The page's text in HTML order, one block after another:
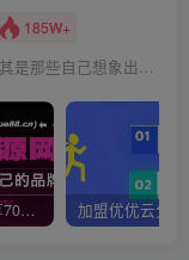
185W+
不要去想那些阻碍你的事，尤其是那些自己想象出来的事
加入VIP会员，享70%的推广提成，免费学习多种网上创业课程，菜鸟秒变大神！